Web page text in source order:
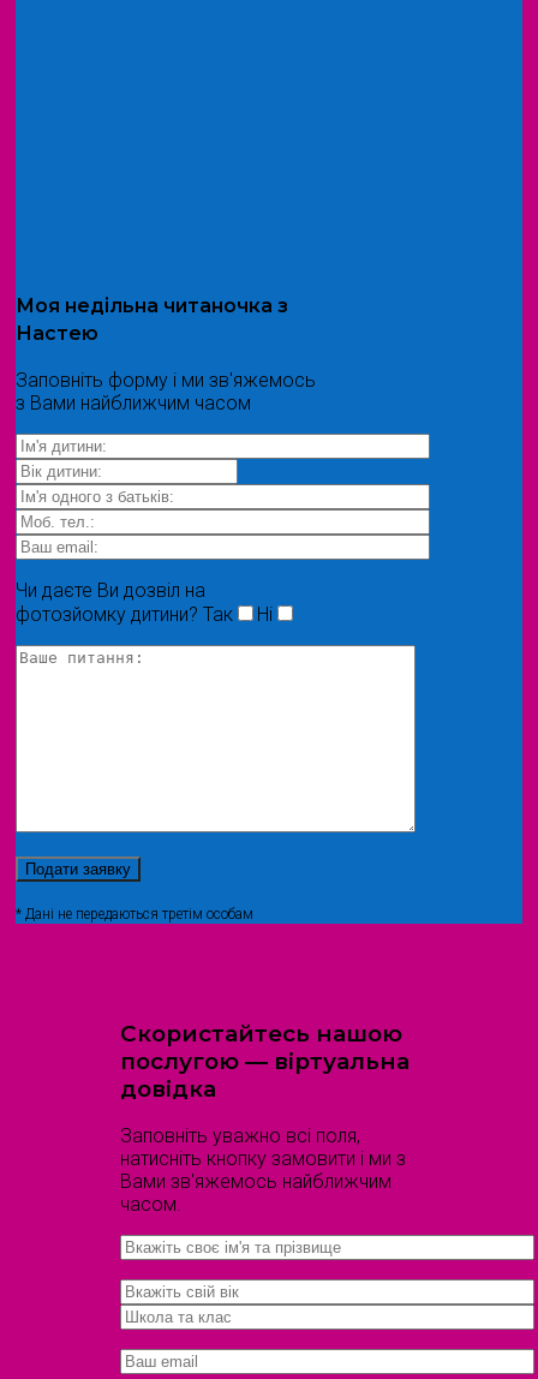
Моя недільна читаночка з
Настею
Заповніть форму і ми зв'яжемось
з Вами найближчим часом
Чи даєте Ви дозвіл на
фотозйомку дитини? Так Ні
* Дані не передаються третім особам
Скористайтесь нашою
послугою — віртуальна
довідка
Заповніть уважно всі поля,
натисніть кнопку замовити і ми з
Вами зв'яжемось найближчим
часом.